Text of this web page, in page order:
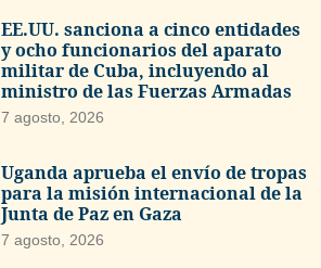
EE.UU. sanciona a cinco entidades
y ocho funcionarios del aparato
militar de Cuba, incluyendo al
ministro de las Fuerzas Armadas
7 agosto, 2026
Uganda aprueba el envío de tropas
para la misión internacional de la
Junta de Paz en Gaza
7 agosto, 2026